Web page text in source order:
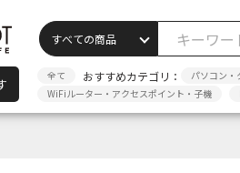
全て おすすめカテゴリ： パソコン・
WiFiルーター・アクセスポイント・子機